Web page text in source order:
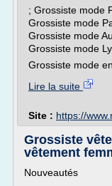
; Grossiste mode
Grossiste mode
Grossiste mode
Grossiste mode
Grossiste mode
Lire la suite
Site : https://
Grossiste
vêtement